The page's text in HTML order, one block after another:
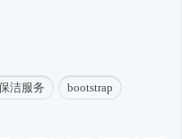
洁服务 bootstrap